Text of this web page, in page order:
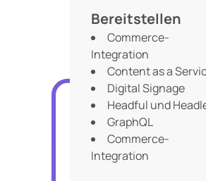
Bereitstellen
Commerce-
Integration
Content as a
Digital Signage
Headful und
GraphQL
Commerce-
Integration